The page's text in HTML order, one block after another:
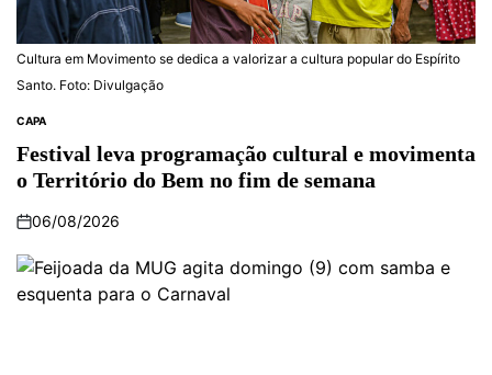
Cultura em Movimento se dedica a valorizar a cultura popular do Espírito
Santo. Foto: Divulgação
CAPA
Festival leva programação cultural e movimenta
o Território do Bem no fim de semana
06/08/2026